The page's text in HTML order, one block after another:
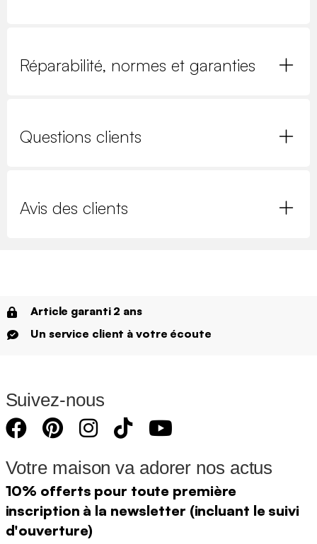
Réparabilité, normes et garanties
Questions clients
Avis des clients
Article garanti 2 ans
Un service client à votre écoute
Suivez-nous
Votre maison va adorer nos actus
10% offerts pour toute première
inscription à la newsletter (incluant le suivi
d'ouverture)